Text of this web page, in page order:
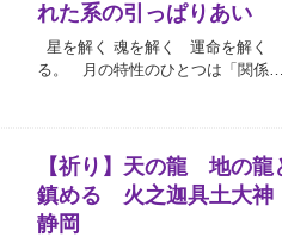
れた系の引っぱりあい
星を解く 魂を解く 運命を解
る。 月の特性のひとつは「関係…
【祈り】天の龍 地の
鎮める 火之迦具土大
静岡